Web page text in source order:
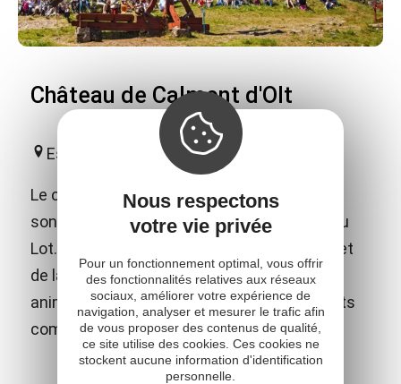
Château de Calmont d'Olt
Espalion
Le château fort de Calmont d'Olt domine de
son sommet la ville d'Espalion et la vallée du
Lot. En plus des nombreux jeux médiévaux et
de la visite libre, le château propose des
animations et spectacles adaptés aux petits
comme aux grands !
Nous respectons
votre vie privée
Pour un fonctionnement optimal, vous offrir
des fonctionnalités relatives aux réseaux
sociaux, améliorer votre expérience de
navigation, analyser et mesurer le trafic afin
de vous proposer des contenus de qualité,
ce site utilise des cookies. Ces cookies ne
stockent aucune information d'identification
personnelle.